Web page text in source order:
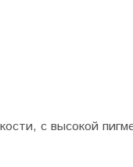
с высокой